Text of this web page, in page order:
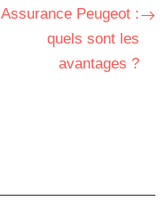
Assurance Peugeot :
quels sont les
avantages ?